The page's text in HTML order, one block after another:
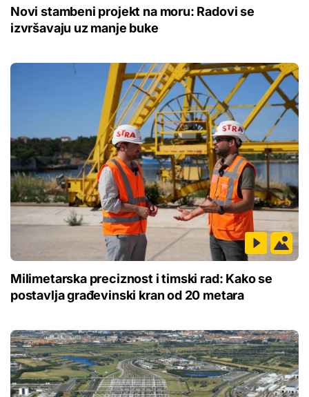
Novi stambeni projekt na moru: Radovi se
izvršavaju uz manje buke
Milimetarska preciznost i timski rad: Kako se
postavlja građevinski kran od 20 metara